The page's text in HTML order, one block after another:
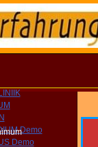
Demo
Demo